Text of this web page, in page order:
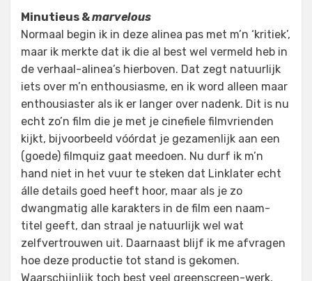
Minutieus &marvelous
Normaal begin ik in deze alinea pas met m’n ‘kritiek’,
maar ik merkte dat ik die al best wel vermeld heb in
de verhaal-alinea’s hierboven. Dat zegt natuurlijk
iets over m’n enthousiasme, en ik word alleen maar
enthousiaster als ik er langer over nadenk. Dit is nu
echt zo’n film die je met je cinefiele filmvrienden
kijkt, bijvoorbeeld vóórdat je gezamenlijk aan een
(goede) filmquiz gaat meedoen. Nu durf ik m’n
hand niet in het vuur te steken dat Linklater echt
álle details goed heeft hoor, maar als je zo
dwangmatig alle karakters in de film een naam-
titel geeft, dan straal je natuurlijk wel wat
zelfvertrouwen uit. Daarnaast blijf ik me afvragen
hoe deze productie tot stand is gekomen.
Waarschijnlijk toch best veel greenscreen-werk,